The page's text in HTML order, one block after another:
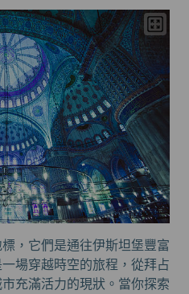
，它們是通往伊斯坦堡豐富
場穿越時空的旅程，從拜占
充滿活力的現狀。當你探索